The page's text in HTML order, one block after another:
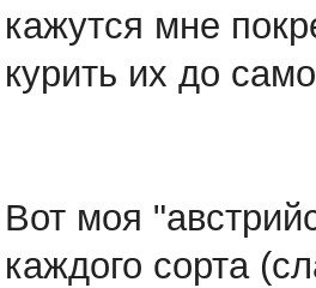
кажутся мне
курить их до
Вот моя
каждого сорта